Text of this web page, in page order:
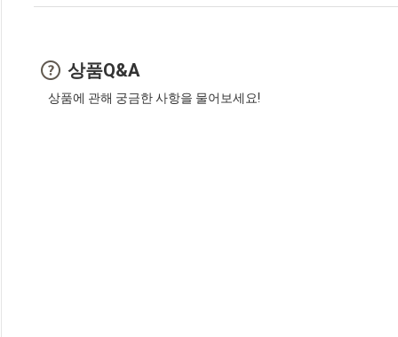
상품Q&A
상품에 관해 궁금한 사항을 물어보세요!